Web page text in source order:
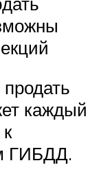
каждый
ГИБДД.